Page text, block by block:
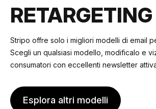
RETARGETING
Stripo offre solo i migliori modelli di email
Scegli un qualsiasi modello, modificalo e
consumatori con eccellenti newsletter
Esplora altri modelli